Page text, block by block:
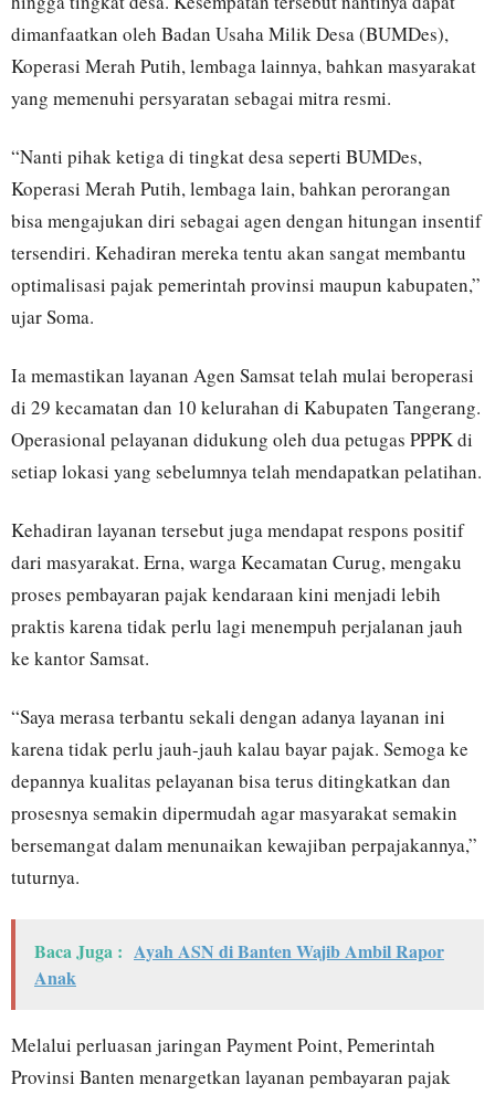
dimanfaatkan oleh Badan Usaha Milik Desa (BUMDes),
Koperasi Merah Putih, lembaga lainnya, bahkan masyarakat
yang memenuhi persyaratan sebagai mitra resmi.
“Nanti pihak ketiga di tingkat desa seperti BUMDes,
Koperasi Merah Putih, lembaga lain, bahkan perorangan
bisa mengajukan diri sebagai agen dengan hitungan insentif
tersendiri. Kehadiran mereka tentu akan sangat membantu
optimalisasi pajak pemerintah provinsi maupun kabupaten,”
ujar Soma.
Ia memastikan layanan Agen Samsat telah mulai beroperasi
di 29 kecamatan dan 10 kelurahan di Kabupaten Tangerang.
Operasional pelayanan didukung oleh dua petugas PPPK di
setiap lokasi yang sebelumnya telah mendapatkan pelatihan.
Kehadiran layanan tersebut juga mendapat respons positif
dari masyarakat. Erna, warga Kecamatan Curug, mengaku
proses pembayaran pajak kendaraan kini menjadi lebih
praktis karena tidak perlu lagi menempuh perjalanan jauh
ke kantor Samsat.
“Saya merasa terbantu sekali dengan adanya layanan ini
karena tidak perlu jauh-jauh kalau bayar pajak. Semoga ke
depannya kualitas pelayanan bisa terus ditingkatkan dan
prosesnya semakin dipermudah agar masyarakat semakin
bersemangat dalam menunaikan kewajiban perpajakannya,”
tuturnya.
Baca Juga : Ayah ASN di Banten Wajib Ambil Rapor
Anak
Melalui perluasan jaringan Payment Point, Pemerintah
Provinsi Banten menargetkan layanan pembayaran pajak